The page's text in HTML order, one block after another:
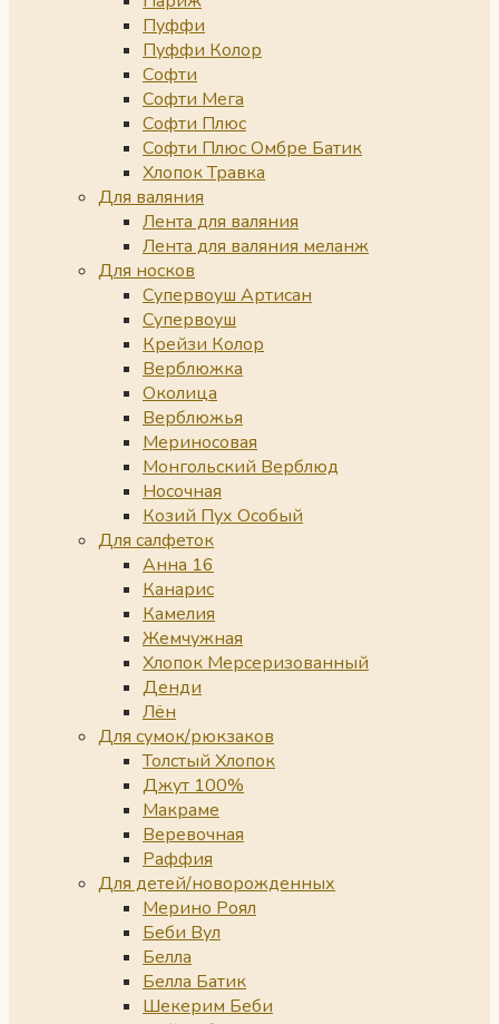
Пуффи
Пуффи Колор
Софти
Софти Мега
Софти Плюс
Софти Плюс Омбре Батик
Хлопок Травка
Для валяния
Лента для валяния
Лента для валяния меланж
Для носков
Супервоуш Артисан
Супервоуш
Крейзи Колор
Верблюжка
Околица
Верблюжья
Мериносовая
Монгольский Верблюд
Носочная
Козий Пух Особый
Для салфеток
Анна 16
Канарис
Камелия
Жемчужная
Хлопок Мерсеризованный
Денди
Лён
Для сумок/рюкзаков
Толстый Хлопок
Джут 100%
Макраме
Веревочная
Раффия
Для детей/новорожденных
Мерино Роял
Беби Вул
Белла
Белла Батик
Шекерим Беби